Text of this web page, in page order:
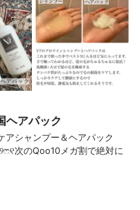
ヘアパック
シャンプー＆ヘアパック
Qoo10メガ割で絶対に